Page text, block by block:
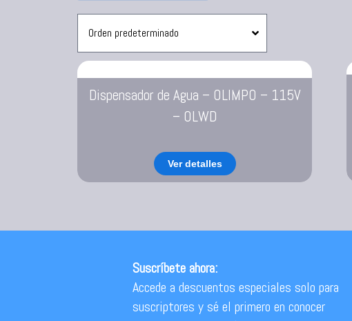
Sanduchera
Dispensador de Agua – OLIMPO – 115V
– OLWD
Ver detalles
Suscríbete ahora:
Accede a descuentos especiales solo para
suscriptores y sé el primero en conocer